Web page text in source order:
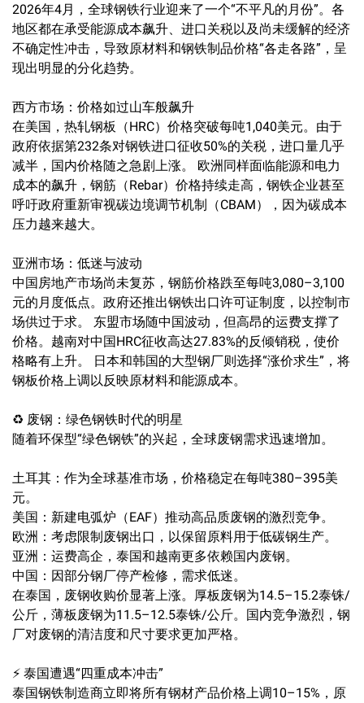
2026年4月，全球钢铁行业迎来了一个“不平凡的月份”。各
地区都在承受能源成本飙升、进口关税以及尚未缓解的经济
不确定性冲击，导致原材料和钢铁制品价格“各走各路”，呈
现出明显的分化趋势。
西方市场：价格如过山车般飙升
在美国，热轧钢板（HRC）价格突破每吨1,040美元。由于
政府依据第232条对钢铁进口征收50%的关税，进口量几乎
减半，国内价格随之急剧上涨。 欧洲同样面临能源和电力
成本的飙升，钢筋（Rebar）价格持续走高，钢铁企业甚至
呼吁政府重新审视碳边境调节机制（CBAM），因为碳成本
压力越来越大。
亚洲市场：低迷与波动
中国房地产市场尚未复苏，钢筋价格跌至每吨3,080–3,100
元的月度低点。政府还推出钢铁出口许可证制度，以控制市
场供过于求。 东盟市场随中国波动，但高昂的运费支撑了
价格。越南对中国HRC征收高达27.83%的反倾销税，使价
格略有上升。 日本和韩国的大型钢厂则选择“涨价求生”，将
钢板价格上调以反映原材料和能源成本。
♻️ 废钢：绿色钢铁时代的明星
随着环保型“绿色钢铁”的兴起，全球废钢需求迅速增加。
土耳其：作为全球基准市场，价格稳定在每吨380–395美
元。
美国：新建电弧炉（EAF）推动高品质废钢的激烈竞争。
欧洲：考虑限制废钢出口，以保留原料用于低碳钢生产。
亚洲：运费高企，泰国和越南更多依赖国内废钢。
中国：因部分钢厂停产检修，需求低迷。
在泰国，废钢收购价显著上涨。厚板废钢为14.5–15.2泰铢/
公斤，薄板废钢为11.5–12.5泰铢/公斤。国内竞争激烈，钢
厂对废钢的清洁度和尺寸要求更加严格。
⚡ 泰国遭遇“四重成本冲击”
泰国钢铁制造商立即将所有钢材产品价格上调10–15%，原